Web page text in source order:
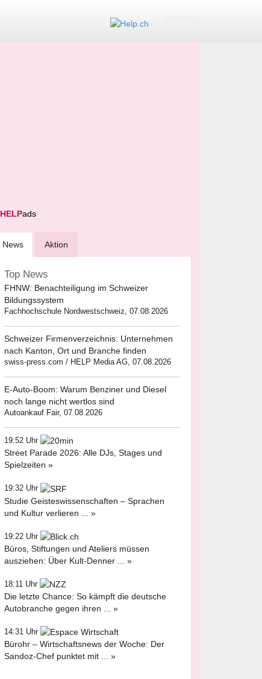
HELPads
News Aktion
Top News
FHNW: Benachteiligung im Schweizer
Bildungssystem
Fachhochschule Nordwestschweiz, 07.08.2026
Schweizer Firmenverzeichnis: Unternehmen
nach Kanton, Ort und Branche finden
swiss-press.com / HELP Media AG, 07.08.2026
E-Auto-Boom: Warum Benziner und Diesel
noch lange nicht wertlos sind
Autoankauf Fair, 07.08.2026
19:52 Uhr
Street Parade 2026: Alle DJs, Stages und
Spielzeiten »
19:32 Uhr
Studie Geisteswissenschaften – Sprachen
und Kultur verlieren ... »
19:22 Uhr
Büros, Stiftungen und Ateliers müssen
ausziehen: Über Kult-Denner ... »
18:11 Uhr
Die letzte Chance: So kämpft die deutsche
Autobranche gegen ihren ... »
14:31 Uhr
Bürohr – Wirtschaftsnews der Woche: Der
Sandoz-Chef punktet mit ... »